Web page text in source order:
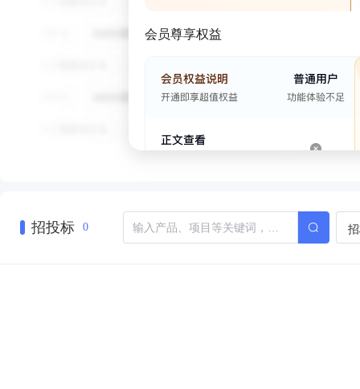
会员尊享权益
招投标 0